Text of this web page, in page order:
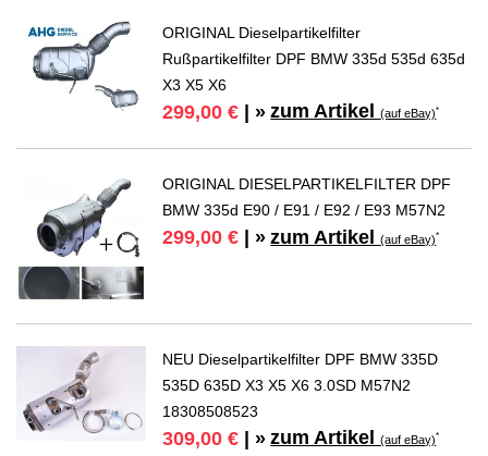
ORIGINAL Dieselpartikelfilter
Rußpartikelfilter DPF BMW 335d 535d 635d
X3 X5 X6
299,00 € | » zum Artikel(auf eBay)*
ORIGINAL DIESELPARTIKELFILTER DPF
BMW 335d E90 / E91 / E92 / E93 M57N2
299,00 € | » zum Artikel(auf eBay)*
NEU Dieselpartikelfilter DPF BMW 335D
535D 635D X3 X5 X6 3.0SD M57N2
18308508523
309,00 € | » zum Artikel(auf eBay)*